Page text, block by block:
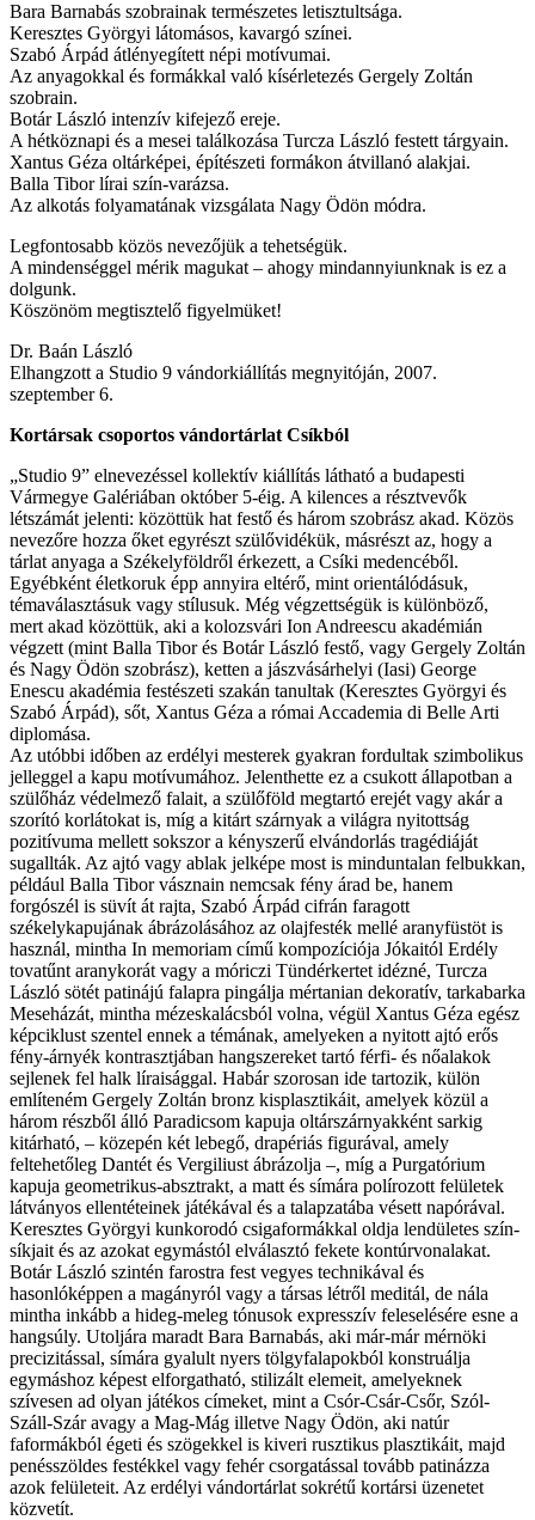
Bara Barnabás szobrainak természetes letisztultsága.
Keresztes Györgyi látomásos, kavargó színei.
Szabó Árpád átlényegített népi motívumai.
Az anyagokkal és formákkal való kísérletezés Gergely Zoltán
szobrain.
Botár László intenzív kifejező ereje.
A hétköznapi és a mesei találkozása Turcza László festett tárgyain.
Xantus Géza oltárképei, építészeti formákon átvillanó alakjai.
Balla Tibor lírai szín-varázsa.
Az alkotás folyamatának vizsgálata Nagy Ödön módra.
Legfontosabb közös nevezőjük a tehetségük.
A mindenséggel mérik magukat – ahogy mindannyiunknak is ez a
dolgunk.
Köszönöm megtisztelő figyelmüket!
Dr. Baán László
Elhangzott a Studio 9 vándorkiállítás megnyitóján, 2007.
szeptember 6.
Kortársak csoportos vándortárlat Csíkból
„Studio 9” elnevezéssel kollektív kiállítás látható a budapesti
Vármegye Galériában október 5-éig. A kilences a résztvevők
létszámát jelenti: közöttük hat festő és három szobrász akad. Közös
nevezőre hozza őket egyrészt szülővidékük, másrészt az, hogy a
tárlat anyaga a Székelyföldről érkezett, a Csíki medencéből.
Egyébként életkoruk épp annyira eltérő, mint orientálódásuk,
témaválasztásuk vagy stílusuk. Még végzettségük is különböző,
mert akad közöttük, aki a kolozsvári Ion Andreescu akadémián
végzett (mint Balla Tibor és Botár László festő, vagy Gergely Zoltán
és Nagy Ödön szobrász), ketten a jászvásárhelyi (Iasi) George
Enescu akadémia festészeti szakán tanultak (Keresztes Györgyi és
Szabó Árpád), sőt, Xantus Géza a római Accademia di Belle Arti
diplomása.
Az utóbbi időben az erdélyi mesterek gyakran fordultak szimbolikus
jelleggel a kapu motívumához. Jelenthette ez a csukott állapotban a
szülőház védelmező falait, a szülőföld megtartó erejét vagy akár a
szorító korlátokat is, míg a kitárt szárnyak a világra nyitottság
pozitívuma mellett sokszor a kényszerű elvándorlás tragédiáját
sugallták. Az ajtó vagy ablak jelképe most is minduntalan felbukkan,
például Balla Tibor vásznain nemcsak fény árad be, hanem
forgószél is süvít át rajta, Szabó Árpád cifrán faragott
székelykapujának ábrázolásához az olajfesték mellé aranyfüstöt is
használ, mintha In memoriam című kompozíciója Jókaitól Erdély
tovatűnt aranykorát vagy a móriczi Tündérkertet idézné, Turcza
László sötét patinájú falapra pingálja mértanian dekoratív, tarkabarka
Meseházát, mintha mézeskalácsból volna, végül Xantus Géza egész
képciklust szentel ennek a témának, amelyeken a nyitott ajtó erős
fény-árnyék kontrasztjában hangszereket tartó férfi- és nőalakok
sejlenek fel halk líraisággal. Habár szorosan ide tartozik, külön
említeném Gergely Zoltán bronz kisplasztikáit, amelyek közül a
három részből álló Paradicsom kapuja oltárszárnyakként sarkig
kitárható, – közepén két lebegő, drapériás figurával, amely
feltehetőleg Dantét és Vergiliust ábrázolja –, míg a Purgatórium
kapuja geometrikus-absztrakt, a matt és símára polírozott felületek
látványos ellentéteinek játékával és a talapzatába vésett napórával.
Keresztes Györgyi kunkorodó csigaformákkal oldja lendületes szín-
síkjait és az azokat egymástól elválasztó fekete kontúrvonalakat.
Botár László szintén farostra fest vegyes technikával és
hasonlóképpen a magányról vagy a társas létről meditál, de nála
mintha inkább a hideg-meleg tónusok expresszív feleselésére esne a
hangsúly. Utoljára maradt Bara Barnabás, aki már-már mérnöki
precizitással, símára gyalult nyers tölgyfalapokból konstruálja
egymáshoz képest elforgatható, stilizált elemeit, amelyeknek
szívesen ad olyan játékos címeket, mint a Csór-Csár-Csőr, Szól-
Száll-Szár avagy a Mag-Mág illetve Nagy Ödön, aki natúr
faformákból égeti és szögekkel is kiveri rusztikus plasztikáit, majd
penésszöldes festékkel vagy fehér csorgatással tovább patinázza
azok felületeit. Az erdélyi vándortárlat sokrétű kortársi üzenetet
közvetít.